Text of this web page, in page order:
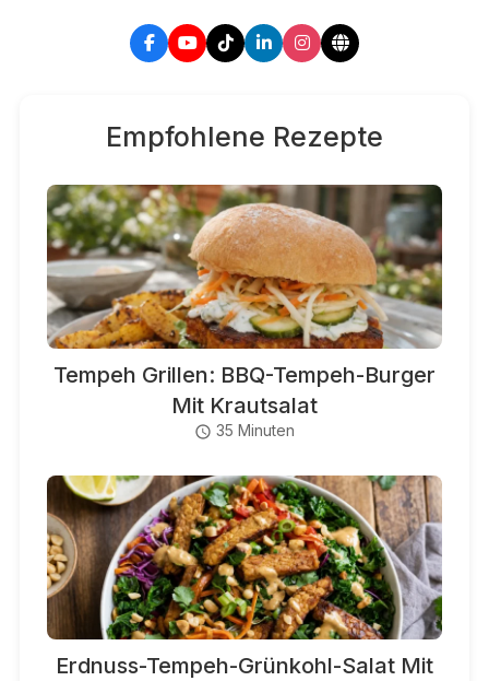
Empfohlene Rezepte
Tempeh Grillen: BBQ-Tempeh-Burger
Mit Krautsalat
35 Minuten
Erdnuss-Tempeh-Grünkohl-Salat Mit